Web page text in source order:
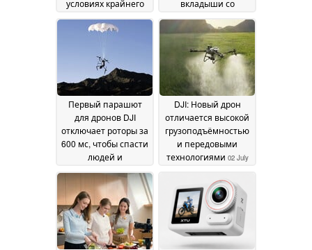
условиях крайнего
разреженного
вкладыши со
цене 119 долларов10
July 2026
Первый парашют
для дронов DJI
отключает роторы за
600 мс, чтобы спасти
людей и
09 July
2026
DJI: Новый дрон
отличается высокой
грузоподъёмностью
и передовыми
технологиями 02 July